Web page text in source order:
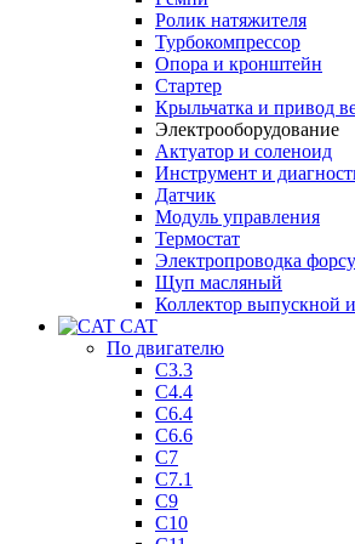
Ролик натяжителя
Турбокомпрессор
Опора и кронштейн
Стартер
Крыльчатка и привод
Электрооборудование
Актуатор и соленоид
Инструмент и
Датчик
Модуль управления
Термостат
Электропроводка
Щуп масляный
Коллектор выпускной
CAT
По двигателю
C3.3
C4.4
C6.4
C6.6
C7
C7.1
C9
C10